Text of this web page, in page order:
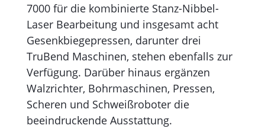
7000 für die kombinierte Stanz-Nibbel-
Laser Bearbeitung und insgesamt acht
Gesenkbiegepressen, darunter drei
TruBend Maschinen, stehen ebenfalls zur
Verfügung. Darüber hinaus ergänzen
Walzrichter, Bohrmaschinen, Pressen,
Scheren und Schweiß­roboter die
beeindruckende Ausstattung.